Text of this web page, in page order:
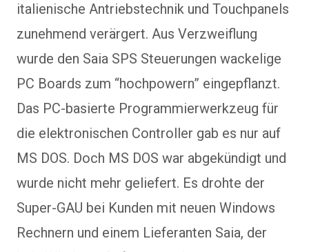
italienische Antriebstechnik und Touchpanels
zunehmend verärgert. Aus Verzweiflung
wurde den Saia SPS Steuerungen wackelige
PC Boards zum “hochpowern” eingepflanzt.
Das PC-basierte Programmierwerkzeug für
die elektronischen Controller gab es nur auf
MS DOS. Doch MS DOS war abgekündigt und
wurde nicht mehr geliefert. Es drohte der
Super-GAU bei Kunden mit neuen Windows
Rechnern und einem Lieferanten Saia, der